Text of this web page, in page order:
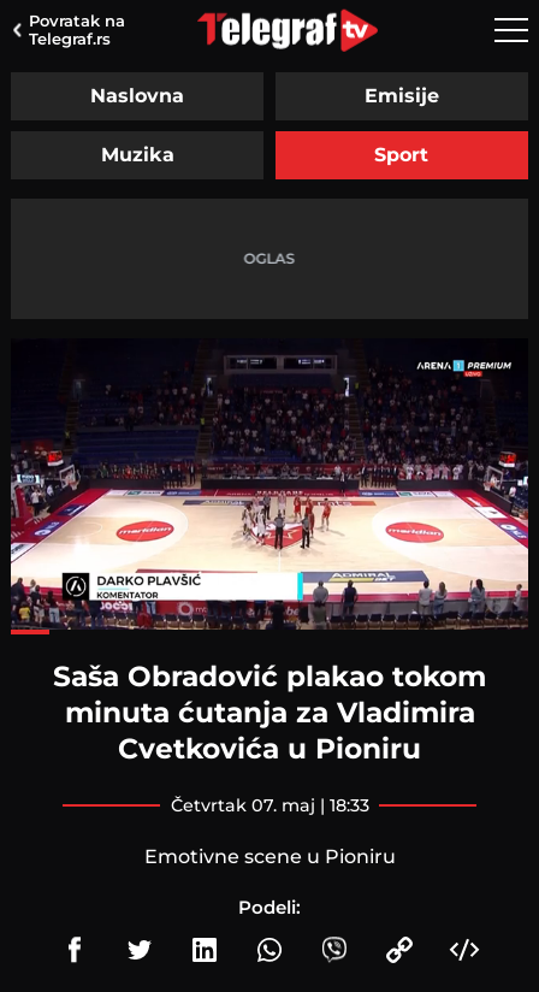
Povratak na
Telegraf.rs
Naslovna Emisije
Muzika Sport
Saša Obradović plakao tokom
minuta ćutanja za Vladimira
Cvetkovića u Pioniru
četvrtak 07. maj | 18:33
Emotivne scene u Pioniru
Podeli: